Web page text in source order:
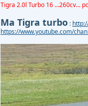
Tigra 2.0l Turbo 16 ...260cv...
Ma Tigra turbo:
https://www.youtube.com/